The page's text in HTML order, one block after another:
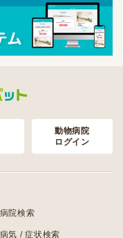
動物病院
ログイン
院検索
気 / 症状検索